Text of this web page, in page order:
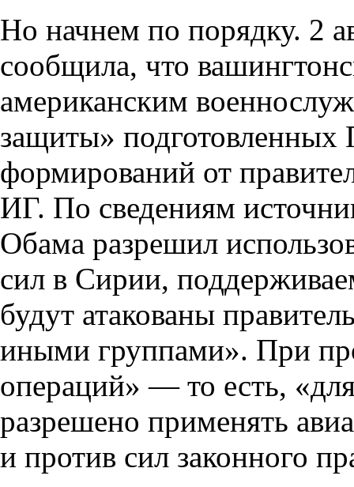
Но начнем по порядку. 2
сообщила, что
американским
защиты»
формирований от
ИГ. По сведениям
Обама разрешил
сил в Сирии,
будут атакованы
иными группами». При
операций» — то есть,
разрешено применять
и против сил законного